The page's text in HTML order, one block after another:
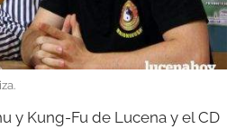
y Kung-Fu de Lucena y el CD